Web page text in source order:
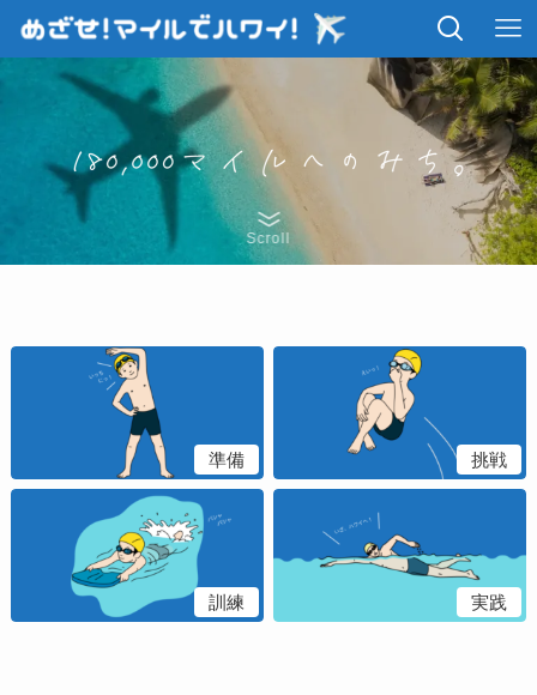
Scroll
準備 挑戦
訓練 実践